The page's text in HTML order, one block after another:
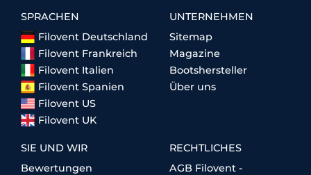
SPRACHEN
Filovent Deutschland
Filovent Frankreich
Filovent Italien
Filovent Spanien
Filovent US
Filovent UK
UNTERNEHMEN
Sitemap
Magazine
Bootshersteller
Über uns
SIE UND WIR
Bewertungen
RECHTLICHES
AGB Filovent -